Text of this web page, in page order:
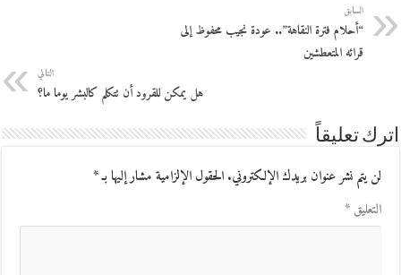
السابق
“أحلام فترة النقاهة”.. عودة نجيب محفوظ إلى
قرائه المتعطشين
التالي
هل يمكن للقرود أن تتكلم كالبشر يوما ما؟
اترك تعليقاً
لن يتم نشر عنوان بريدك الإلكتروني.الحقول الإلزامية مشار إليها بـ*
التعليق*